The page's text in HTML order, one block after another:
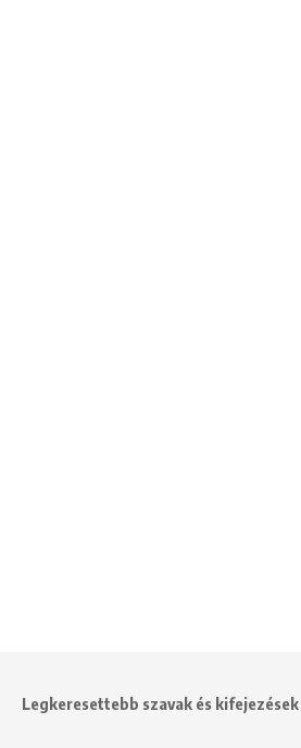
Legkeresettebb szavak és kifejezések